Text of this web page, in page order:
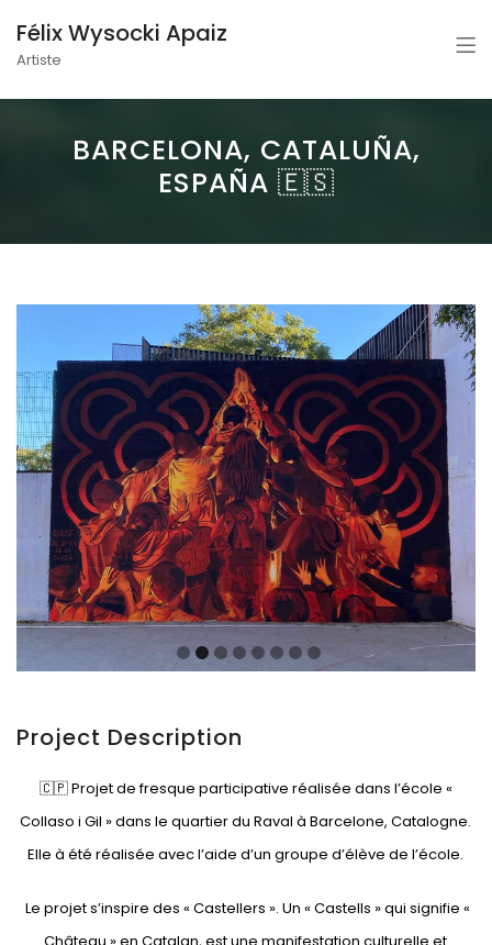
Félix Wysocki Apaiz
Artiste
BARCELONA, CATALUÑA,
ESPAÑA 🇪🇸
Project Description
🇨🇵 Projet de fresque participative réalisée dans l’école «
Collaso i Gil » dans le quartier du Raval à Barcelone, Catalogne.
Elle à été réalisée avec l’aide d’un groupe d’élève de l’école.
Le projet s’inspire des « Castellers ». Un « Castells » qui signifie «